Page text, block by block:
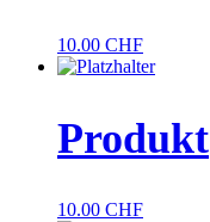
10.00 CHF
Produkt
10.00 CHF